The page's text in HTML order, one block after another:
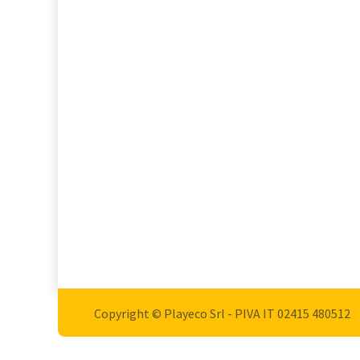
Copyright © Playeco Srl - PIVA IT 02415 ​480512